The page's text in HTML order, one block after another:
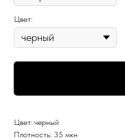
Цвет:
Цвет: черный
Плотность: 35 мкн